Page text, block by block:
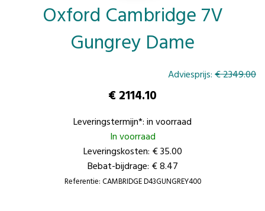
Oxford Cambridge 7V
Gungrey Dame
Adviesprijs: € 2349.00
€ 2114.10
Leveringstermijn*: in voorraad
In voorraad
Leveringskosten: € 35.00
Bebat-bijdrage: € 8.47
Referentie: CAMBRIDGE D43GUNGREY400